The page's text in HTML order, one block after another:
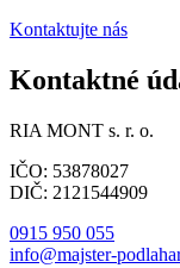
Kontaktujte nás
Kontaktné
RIA MONT s. r. o.
IČO: 53878027
DIČ: 2121544909
0915 950 055
info@majster-